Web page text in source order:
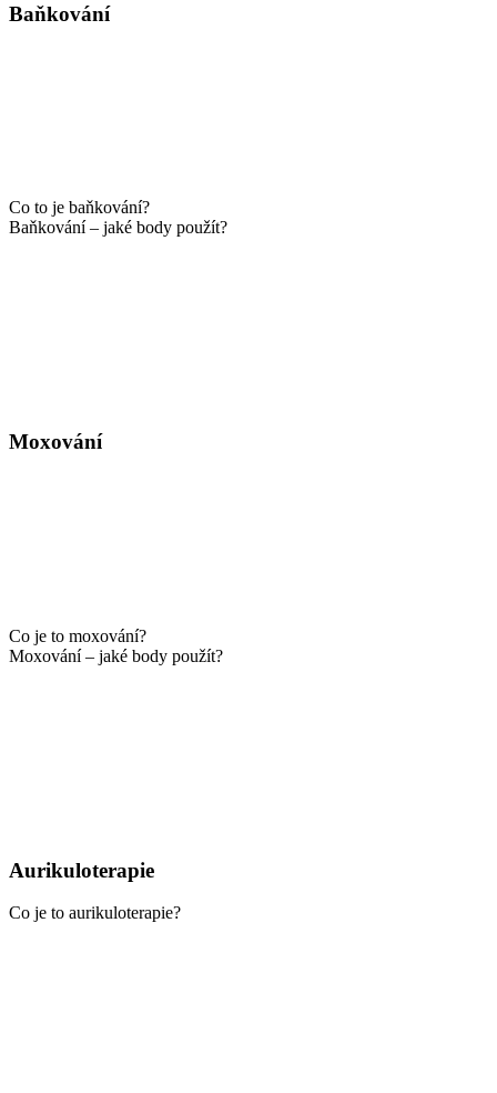
Baňkování
Co to je baňkování?
Baňkování – jaké body použít?
Moxování
Co je to moxování?
Moxování – jaké body použít?
Aurikuloterapie
Co je to aurikuloterapie?